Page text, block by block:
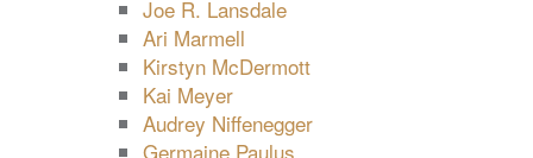
Joe R. Lansdale
Ari Marmell
Kirstyn McDermott
Kai Meyer
Audrey Niffenegger
Germaine Paulus